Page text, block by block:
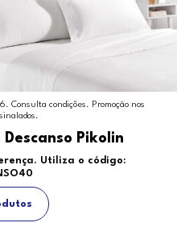
Consulta condições. Promoção nos
Pikolin
Utiliza o código: